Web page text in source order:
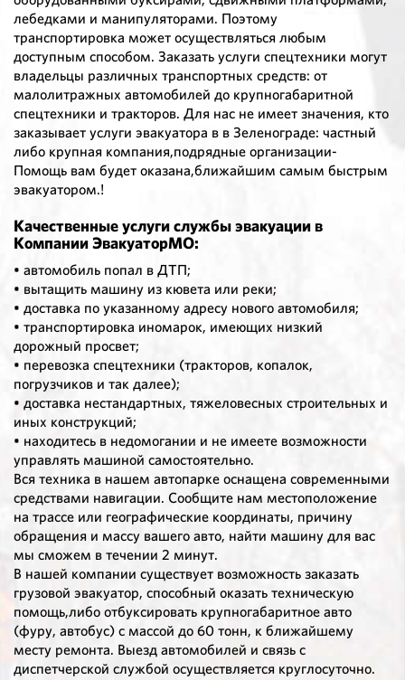
лебедками и манипуляторами. Поэтому
транспортировка может осуществляться любым
доступным способом. Заказать услуги спецтехники могут
владельцы различных транспортных средств: от
малолитражных автомобилей до крупногабаритной
спецтехники и тракторов. Для нас не имеет значения, кто
заказывает услуги эвакуатора в в Зеленограде: частный
либо крупная компания,подрядные организации-
Помощь вам будет оказана,ближайшим самым быстрым
эвакуатором.!
Качественные услуги службы эвакуации в
Компании ЭвакуаторМО:
• автомобиль попал в ДТП;
• вытащить машину из кювета или реки;
• доставка по указанному адресу нового автомобиля;
• транспортировка иномарок, имеющих низкий
дорожный просвет;
• перевозка спецтехники (тракторов, копалок,
погрузчиков и так далее);
• доставка нестандартных, тяжеловесных строительных и
иных конструкций;
• находитесь в недомогании и не имеете возможности
управлять машиной самостоятельно.
Вся техника в нашем автопарке оснащена современными
средствами навигации. Сообщите нам местоположение
на трассе или географические координаты, причину
обращения и массу вашего авто, найти машину для вас
мы сможем в течении 2 минут.
В нашей компании существует возможность заказать
грузовой эвакуатор, способный оказать техническую
помощь,либо отбуксировать крупногабаритное авто
(фуру, автобус) с массой до 60 тонн, к ближайшему
месту ремонта. Выезд автомобилей и связь с
диспетчерской службой осуществляется круглосуточно.